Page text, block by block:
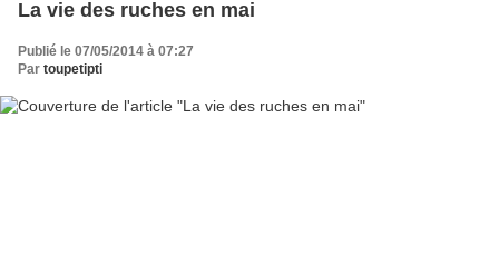
La vie des ruches en mai
Publié le 07/05/2014 à 07:27
Par toupetipti